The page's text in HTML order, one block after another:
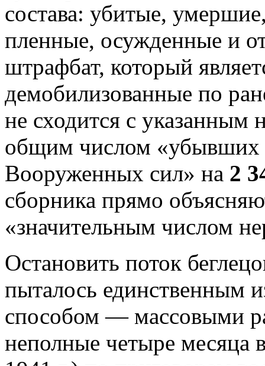
состава: убитые,
пленные, осужденные и
штрафбат, который
демобилизованные по
не сходится с указанным
общим числом «убывших
Вооруженных сил» на 2
сборника прямо
«значительным числом
Остановить поток
пыталось единственным
способом — массовыми
неполные четыре месяца